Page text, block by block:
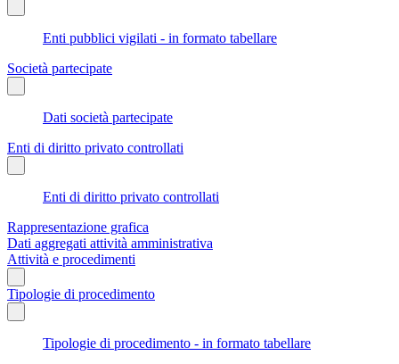
Enti pubblici vigilati - in formato tabellare
Società partecipate
Dati società partecipate
Enti di diritto privato controllati
Enti di diritto privato controllati
Rappresentazione grafica
Dati aggregati attività amministrativa
Attività e procedimenti
Tipologie di procedimento
Tipologie di procedimento - in formato tabellare